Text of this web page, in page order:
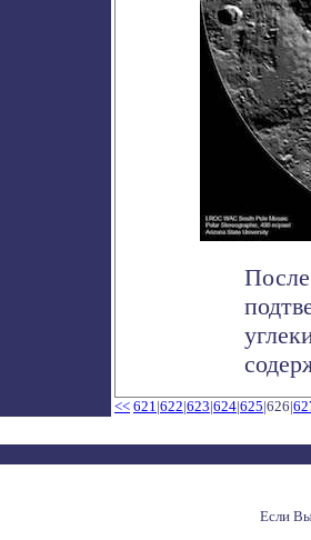
<< 621|622|623|624|625|626|
Если